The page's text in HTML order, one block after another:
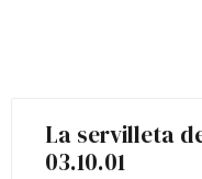
La servilleta
03.10.01